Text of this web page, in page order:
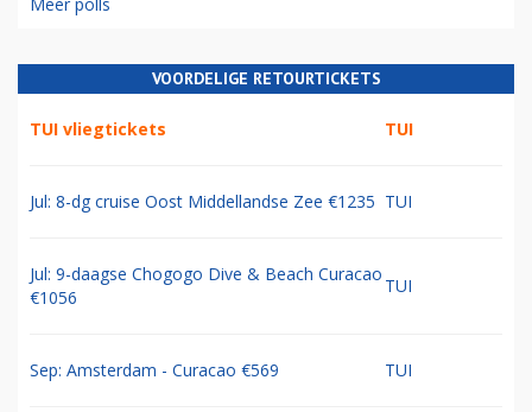
VOORDELIGE RETOURTICKETS
TUI vliegtickets TUI
Jul: 8-dg cruise Oost Middellandse Zee €1235 TUI
Jul: 9-daagse Chogogo Dive & Beach Curacao
€1056
TUI
Sep: Amsterdam - Curacao €569 TUI